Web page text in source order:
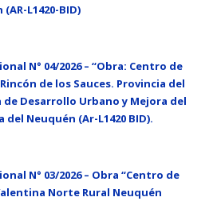
L1420-BID)
N° 04/2026 – “Obra: Centro de
de los Sauces. Provincia del
de Desarrollo Urbano y Mejora del
Neuquén (Ar-L1420 BID).
N° 03/2026 – Obra “Centro de
Norte Rural Neuquén